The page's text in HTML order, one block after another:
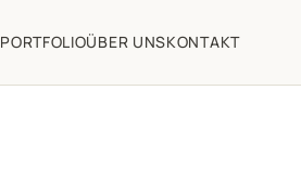
PORTFOLIOÜBER UNSKONTAKT